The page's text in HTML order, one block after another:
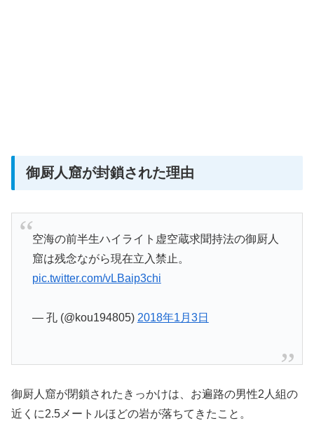
御厨人窟が封鎖された理由
空海の前半生ハイライト虚空蔵求聞持法の御厨人
窟は残念ながら現在立入禁止。
pic.twitter.com/vLBaip3chi
— 孔 (@kou194805) 2018年1月3日
御厨人窟が閉鎖されたきっかけは、お遍路の男性2人組の
近くに2.5メートルほどの岩が落ちてきたこと。